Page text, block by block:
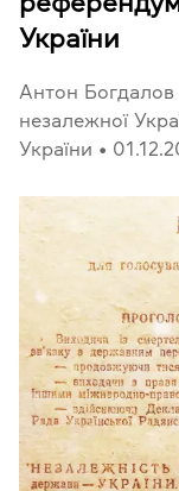
України
Антон Богдалов
незалежної
України •